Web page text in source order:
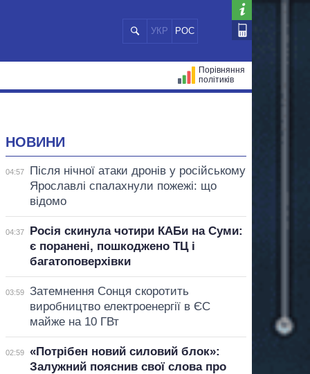
УКР РОС
Порівняння
політиків
НОВИНИ
04:57
Після нічної атаки дронів у російському
Ярославлі спалахнули пожежі: що
відомо
04:37
Росія скинула чотири КАБи на Суми:
є поранені, пошкоджено ТЦ і
багатоповерхівки
03:59
Затемнення Сонця скоротить
виробництво електроенергії в ЄС
майже на 10 ГВт
02:59
«Потрібен новий силовий блок»:
Залужний пояснив свої слова про